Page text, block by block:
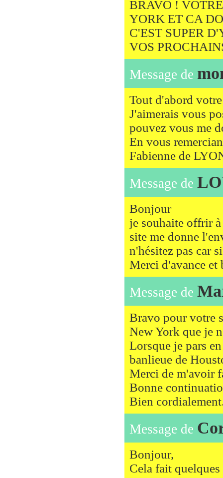
BRAVO !
YORK ET CA
C'EST SUPER
VOS
Message de
Tout d'abord
J'aimerais vous
pouvez vous me
En vous
Fabienne de
Message de
Bonjour
je souhaite offrir
site me donne
n'hésitez pas car
Merci d'avance et
Message de
Bravo pour votre
New York que je
Lorsque je pars
banlieue de
Merci de m'avoir
Bonne
Bien
Message de
Bonjour,
Cela fait quelques